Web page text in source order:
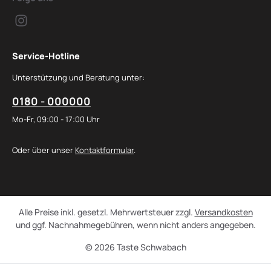
Service-Hotline
Unterstützung und Beratung unter:
0180 - 000000
Mo-Fr, 09:00 - 17:00 Uhr
Oder über unser Kontaktformular.
© 2026 Taste Schwabach
Alle Preise inkl. gesetzl. Mehrwertsteuer zzgl. Versandkosten
und ggf. Nachnahmegebühren, wenn nicht anders angegeben.